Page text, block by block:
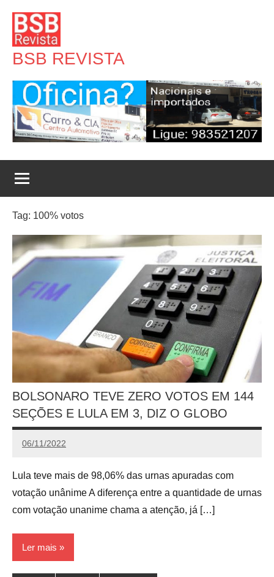
para
conteúdo
BSB REVISTA
Tag: 100% votos
BOLSONARO TEVE ZERO VOTOS EM 144
SEÇÕES E LULA EM 3, DIZ O GLOBO
06/11/2022
Redação
Lula teve mais de 98,06% das urnas apuradas com
votação unânime A diferença entre a quantidade de urnas
com votação unanime chama a atenção, já […]
Ler mais